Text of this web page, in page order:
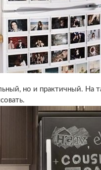
но и практичный. На